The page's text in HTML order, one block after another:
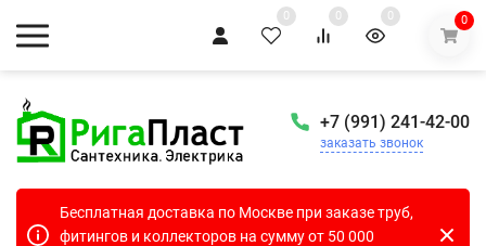
0 0 0 0
+7 (991) 241-42-00
заказать звонок
Бесплатная доставка по Москве при заказе труб,
фитингов и коллекторов на сумму от 50 000